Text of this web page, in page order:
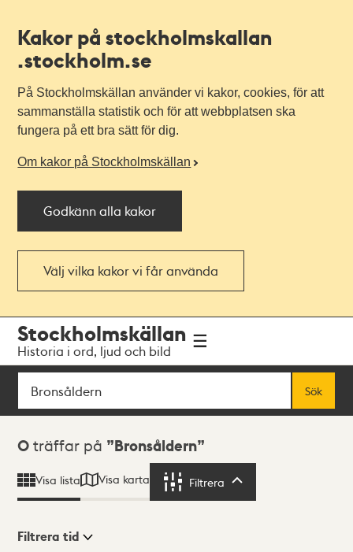
Kakor på stockholmskallan
.stockholm.se
På Stockholmskällan använder vi kakor, cookies, för att
sammanställa statistik och för att webbplatsen ska
fungera på ett bra sätt för dig.
Om kakor på Stockholmskällan
Godkänn alla kakor
Välj vilka kakor vi får använda
navigationen
huvudinnehållet
Stockholmskällan
Historia i ord, ljud och bild
Sök
Sök
Sökresultat
0 träffar på Bronsåldern
Visa lista Visa karta Filtrera
Filtrera tid